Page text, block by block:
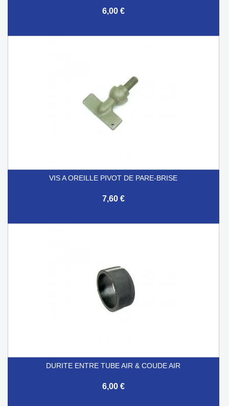
6,00 €
VIS A OREILLE PIVOT DE PARE-BRISE
7,60 €
DURITE ENTRE TUBE AIR & COUDE AIR
6,00 €